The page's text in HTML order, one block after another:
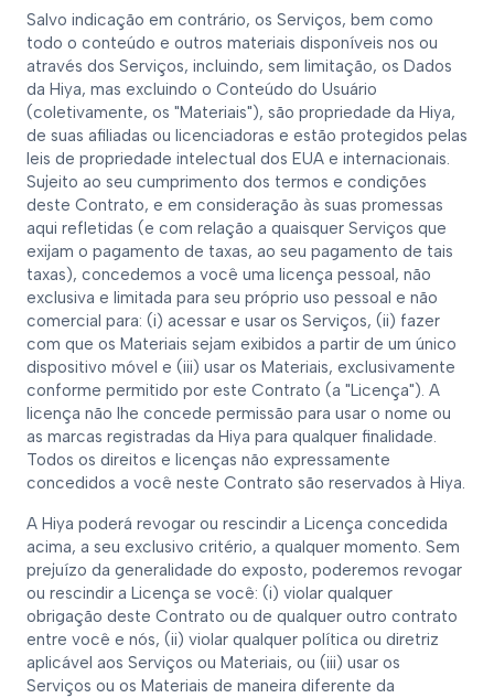
Salvo indicação em contrário, os Serviços, bem como
todo o conteúdo e outros materiais disponíveis nos ou
através dos Serviços, incluindo, sem limitação, os Dados
da Hiya, mas excluindo o Conteúdo do Usuário
(coletivamente, os "Materiais"), são propriedade da Hiya,
de suas afiliadas ou licenciadoras e estão protegidos pelas
leis de propriedade intelectual dos EUA e internacionais.
Sujeito ao seu cumprimento dos termos e condições
deste Contrato, e em consideração às suas promessas
aqui refletidas (e com relação a quaisquer Serviços que
exijam o pagamento de taxas, ao seu pagamento de tais
taxas), concedemos a você uma licença pessoal, não
exclusiva e limitada para seu próprio uso pessoal e não
comercial para: (i) acessar e usar os Serviços, (ii) fazer
com que os Materiais sejam exibidos a partir de um único
dispositivo móvel e (iii) usar os Materiais, exclusivamente
conforme permitido por este Contrato (a "Licença"). A
licença não lhe concede permissão para usar o nome ou
as marcas registradas da Hiya para qualquer finalidade.
Todos os direitos e licenças não expressamente
concedidos a você neste Contrato são reservados à Hiya.
A Hiya poderá revogar ou rescindir a Licença concedida
acima, a seu exclusivo critério, a qualquer momento. Sem
prejuízo da generalidade do exposto, poderemos revogar
ou rescindir a Licença se você: (i) violar qualquer
obrigação deste Contrato ou de qualquer outro contrato
entre você e nós, (ii) violar qualquer política ou diretriz
aplicável aos Serviços ou Materiais, ou (iii) usar os
Serviços ou os Materiais de maneira diferente da